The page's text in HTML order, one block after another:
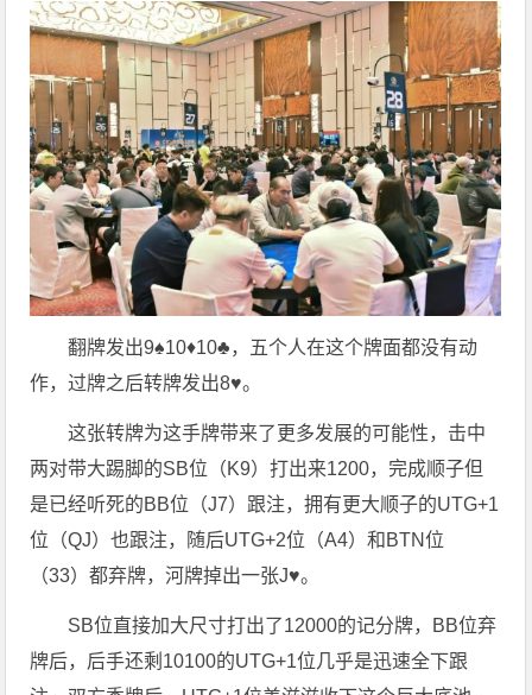
翻牌发出9♠️10♦️10♣️，五个人在这个牌面都没有动
作，过牌之后转牌发出8♥️。
这张转牌为这手牌带来了更多发展的可能性，击中
两对带大踢脚的SB位（K9）打出来1200，完成顺子但
是已经听死的BB位（J7）跟注，拥有更大顺子的UTG+1
位（QJ）也跟注，随后UTG+2位（A4）和BTN位
（33）都弃牌，河牌掉出一张J♥️。
SB位直接加大尺寸打出了12000的记分牌，BB位弃
牌后，后手还剩10100的UTG+1位几乎是迅速全下跟